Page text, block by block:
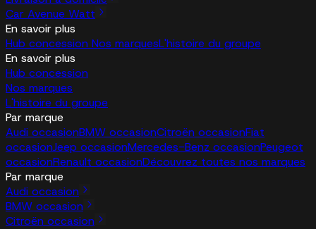
Car Avenue Watt
En savoir plus
Hub concession Nos marquesL'histoire du groupe
En savoir plus
Hub concession
Nos marques
L'histoire du groupe
Par marque
Audi occasionBMW occasionCitroën occasionFiat
occasionJeep occasionMercedes-Benz occasionPeugeot
occasionRenault occasionDécouvrez toutes nos marques
Par marque
Audi occasion
BMW occasion
Citroën occasion